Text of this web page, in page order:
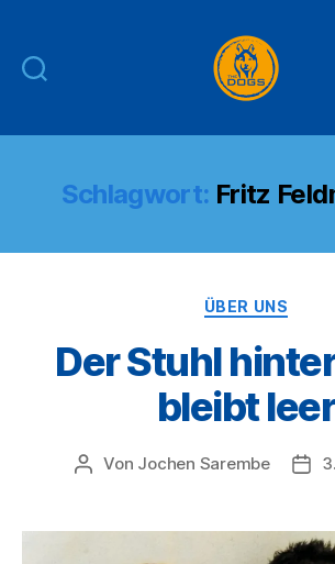
DOGS
Schlagwort: Fritz
Kategorien
ÜBER UNS
Der Stuhl
bleibt leer
Beitragsautor
Von Jochen Sarembe